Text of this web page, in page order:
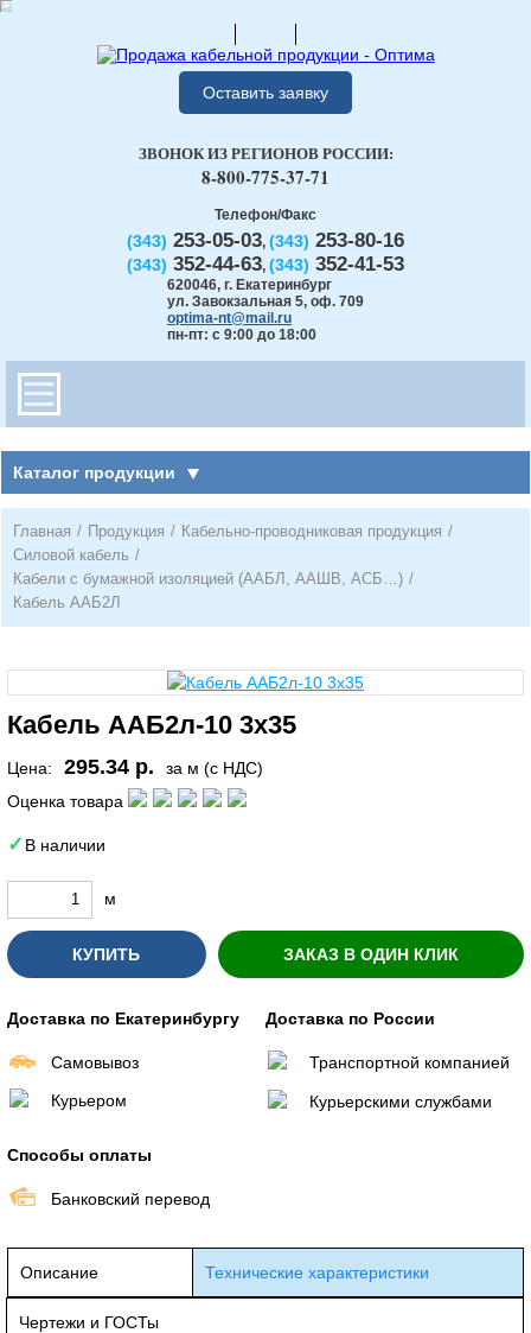
Оставить заявку
Телефон/Факс
(343) 253-05-03, (343) 253-80-16
(343) 352-44-63, (343) 352-41-53
620046, г. Екатеринбург
ул. Завокзальная 5, оф. 709
optima-nt@mail.ru
пн-пт: с 9:00 до 18:00
ЗВОНОК ИЗ РЕГИОНОВ РОССИИ:
8-800-775-37-71
Каталог продукции
Главная / Продукция / Кабельно-проводниковая продукция /
Силовой кабель /
Кабели с бумажной изоляцией (ААБЛ, ААШВ, АСБ…) /
Кабель ААБ2Л
Кабель ААБ2л-10 3х35
Цена: 295.34 р.
за м (с НДС)
Оценка товара
В наличии
м
КУПИТЬ ЗАКАЗ В ОДИН КЛИК
Доставка по Екатеринбургу
Самовывоз
Курьером
Доставка по России
Транспортной компанией
Курьерскими службами
Способы оплаты
Банковский перевод
Описание Технические характеристики
Чертежи и ГОСТы